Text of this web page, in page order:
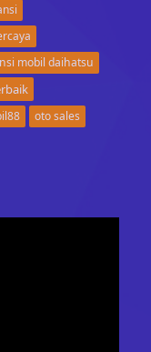
mobil daihatsu
oto sales